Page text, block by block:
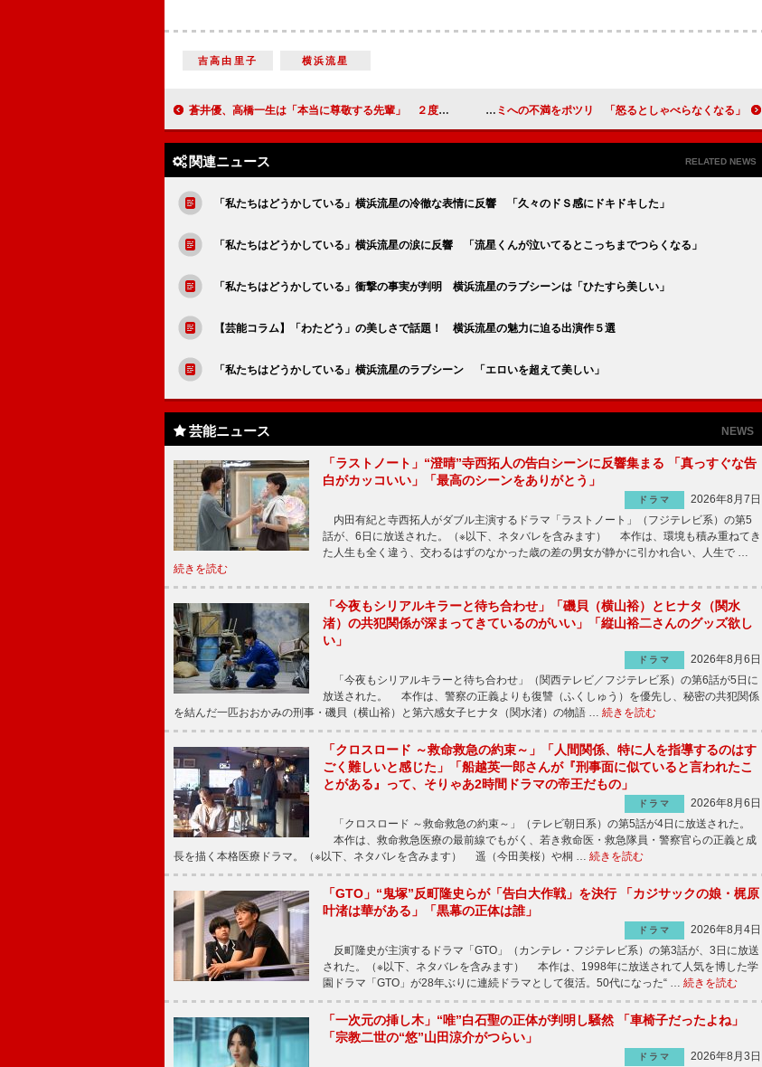
吉高由里子 横浜流星
蒼井優、高橋一生は「本当に尊敬する先輩」 ２度目の夫婦役の高橋「楽しみでしかなかった」 松本伊代、夫ヒロミへの不満をポツリ 「怒るとしゃべらなくなる」
関連ニュース RELATED NEWS
「私たちはどうかしている」横浜流星の冷徹な表情に反響 「久々のドＳ感にドキドキした」
「私たちはどうかしている」横浜流星の涙に反響 「流星くんが泣いてるとこっちまでつらくなる」
「私たちはどうかしている」衝撃の事実が判明 横浜流星のラブシーンは「ひたすら美しい」
【芸能コラム】「わたどう」の美しさで話題！ 横浜流星の魅力に迫る出演作５選
「私たちはどうかしている」横浜流星のラブシーン 「エロいを超えて美しい」
芸能ニュース NEWS
「ラストノート」“澄晴”寺西拓人の告白シーンに反響集まる 「真っすぐな告
白がカッコいい」「最高のシーンをありがとう」
ドラマ
2026年8月7日
内田有紀と寺西拓人がダブル主演するドラマ「ラストノート」（フジテレビ系）の第5
話が、6日に放送された。（※以下、ネタバレを含みます） 本作は、環境も積み重ねてき
た人生も全く違う、交わるはずのなかった歳の差の男女が静かに引かれ合い、人生で …
続きを読む
「今夜もシリアルキラーと待ち合わせ」「磯貝（横山裕）とヒナタ（関水
渚）の共犯関係が深まってきているのがいい」「縦山裕二さんのグッズ欲し
い」
ドラマ
2026年8月6日
「今夜もシリアルキラーと待ち合わせ」（関西テレビ／フジテレビ系）の第6話が5日に
放送された。 本作は、警察の正義よりも復讐（ふくしゅう）を優先し、秘密の共犯関係
を結んだ一匹おおかみの刑事・磯貝（横山裕）と第六感女子ヒナタ（関水渚）の物語 … 続きを読む
「クロスロード ～救命救急の約束～」「人間関係、特に人を指導するのはす
ごく難しいと感じた」「船越英一郎さんが『刑事面に似ていると言われたこ
とがある』って、そりゃあ2時間ドラマの帝王だもの」
ドラマ
2026年8月6日
「クロスロード ～救命救急の約束～」（テレビ朝日系）の第5話が4日に放送された。
本作は、救命救急医療の最前線でもがく、若き救命医・救急隊員・警察官らの正義と成
長を描く本格医療ドラマ。（※以下、ネタバレを含みます） 遥（今田美桜）や桐 … 続きを読む
「GTO」“鬼塚”反町隆史らが「告白大作戦」を決行 「カジサックの娘・梶原
叶渚は華がある」「黒幕の正体は誰」
ドラマ
2026年8月4日
反町隆史が主演するドラマ「GTO」（カンテレ・フジテレビ系）の第3話が、3日に放送
された。（※以下、ネタバレを含みます） 本作は、1998年に放送されて人気を博した学
園ドラマ「GTO」が28年ぶりに連続ドラマとして復活。50代になった“ … 続きを読む
「一次元の挿し木」“唯”白石聖の正体が判明し騒然 「車椅子だったよね」
「宗教二世の“悠”山田涼介がつらい」
ドラマ 2026年8月3日